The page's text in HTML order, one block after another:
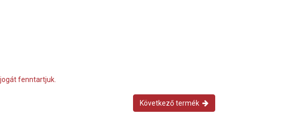
fenntartjuk.
Következő termék